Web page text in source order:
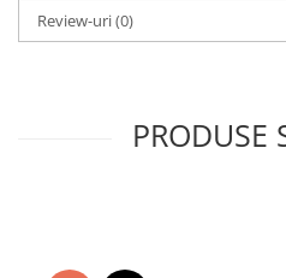
Review-uri(0)
PRODUSE